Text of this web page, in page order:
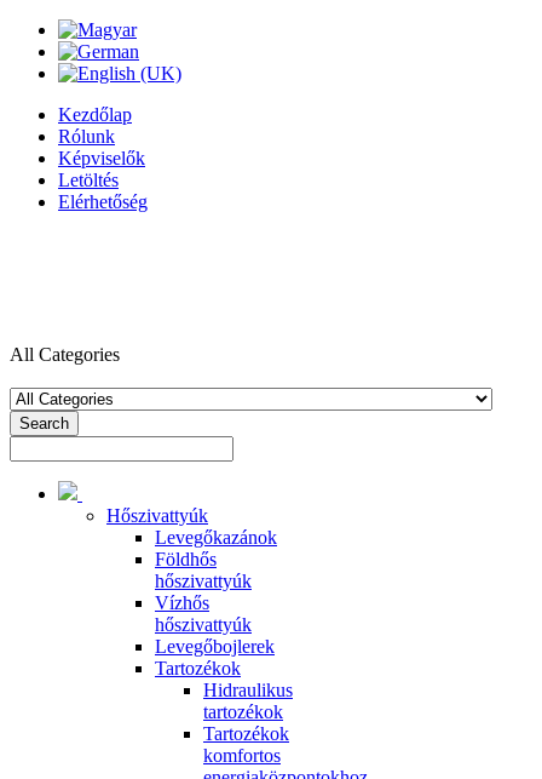
Kezdőlap
Rólunk
Képviselők
Letöltés
Elérhetőség
All Categories
Search
Hőszivattyúk
Levegőkazánok
Földhős
hőszivattyúk
Vízhős
hőszivattyúk
Levegőbojlerek
Tartozékok
Hidraulikus
tartozékok
Tartozékok
komfortos